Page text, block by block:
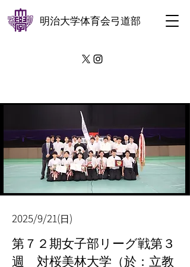
明治大学体育会弓道部
2025/9/21(日)
第７２期女子部リーグ戦第３
週 対桜美林大学（於：立教